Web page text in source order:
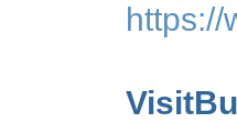
https://